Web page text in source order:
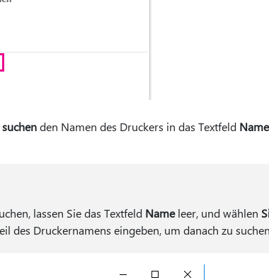
den Namen des Druckers in das Textfeld Name
lassen Sie das Textfeld Nameleer, und wählen
des Druckernamens eingeben, um danach zu